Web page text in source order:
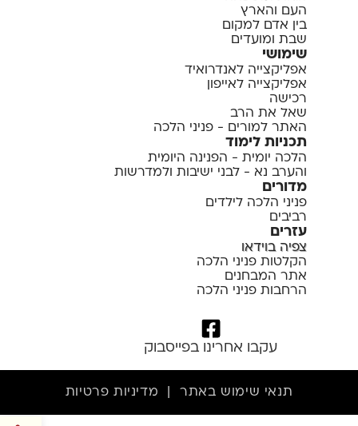
העם והארץ
בין אדם למקום
שבת ומועדים
שימושי
אפליקצייה לאנדרואיד
אפליקצייה לאייפון
רכישה
שאל את הרב
האתר למורים - פניני הלכה
תכניות לימוד
הלכה יומית - הפנינה היומית
והערב נא - לבני ישיבות ולמדרשות
מדורים
פניני הלכה לילדים
רביבים
עזרים
צפיה בוידאו
הקלטות פניני הלכה
אתר המבחנים
הרחבות פניני הלכה
עקבו אחרינו בפייסבוק
תנאי שימוש באתר| מדיניות פרטיות